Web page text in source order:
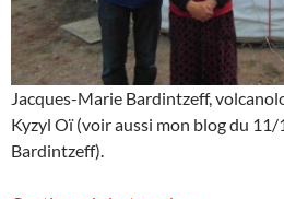
Jacques-Marie Bardintzeff,
Kyzyl Oï (voir aussi mon blog du
Bardintzeff).